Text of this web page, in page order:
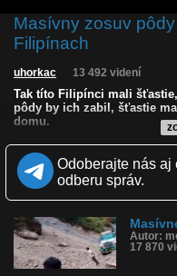
Masívny zosuv
Filipínach
uhorkac 13 492 videní
Tak títo Filipínci mali
pôdy by ich zabil, šťastie
domu.
Kvalita:
Zverejnené: 9.3.2024 17:12
Krajina: Filipíny 🇵🇭
Komentárov: 14
Dľžka: 0:06
Kategória: cestovanie
Tagy: zosuv pôdy, filipíny
Odoberajte nás aj
odberu správ.
Autor:
17 870